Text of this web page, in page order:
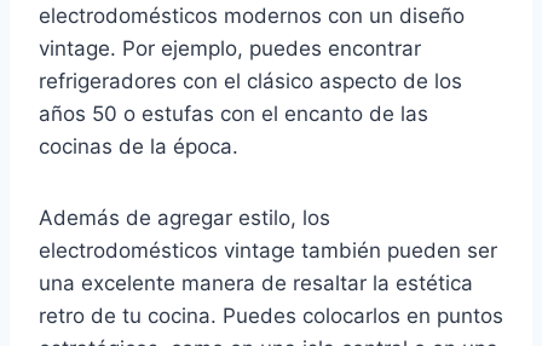
electrodomésticos modernos con un diseño
vintage. Por ejemplo, puedes encontrar
refrigeradores con el clásico aspecto de los
años 50 o estufas con el encanto de las
cocinas de la época.
Además de agregar estilo, los
electrodomésticos vintage también pueden ser
una excelente manera de resaltar la estética
retro de tu cocina. Puedes colocarlos en puntos